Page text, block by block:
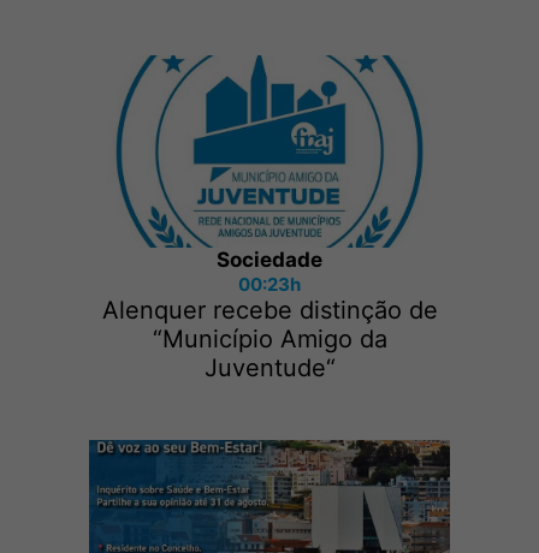
Sociedade
00:23h
Alenquer recebe distinção de
“Município Amigo da
Juventude“